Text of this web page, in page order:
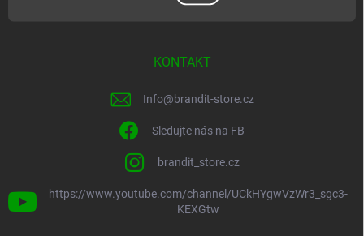
KONTAKT
Info@brandit-store.cz
Sledujte nás na FB
brandit_store.cz
https://www.youtube.com/channel/UCkHYgwVzWr3_sgc3-
KEXGtw